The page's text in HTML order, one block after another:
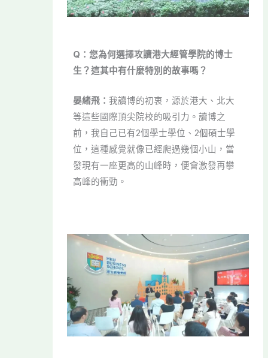
Q：您為何選擇攻讀港大經管學院的博士
生？這其中有什麼特別的故事嗎？
晏緒飛：我讀博的初衷，源於港大、北大
等這些國際頂尖院校的吸引力。讀博之
前，我自己已有2個學士學位、2個碩士學
位，這種感覺就像已經爬過幾個小山，當
發現有一座更高的山峰時，便會激發再攀
高峰的衝勁。